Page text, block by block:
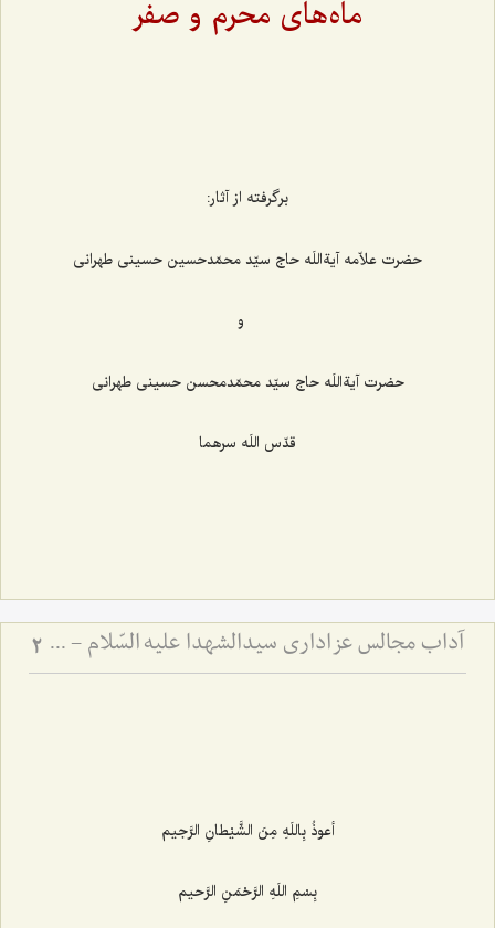
ماه‌های محرم و صفر
برگرفته از آثار:
حضرت علاّمه آیةاللَه حاج سیّد محمّدحسین حسینی طهرانی
و
حضرت آیةاللَه حاج سیّد محمّدمحسن حسینی طهرانی
قدّس اللَه سرهما
آداب مجالس عزاداری سیدالشهدا علیه السّلام - و دستورات بزرگان راجع به ماه‌های محرم و صفر 2
أعوذُ بِاللَهِ مِنَ الشَّیْطانِ الرَّجیم‌
بِسْمِ اللَهِ الرَّحْمَنِ الرَّحیم‌